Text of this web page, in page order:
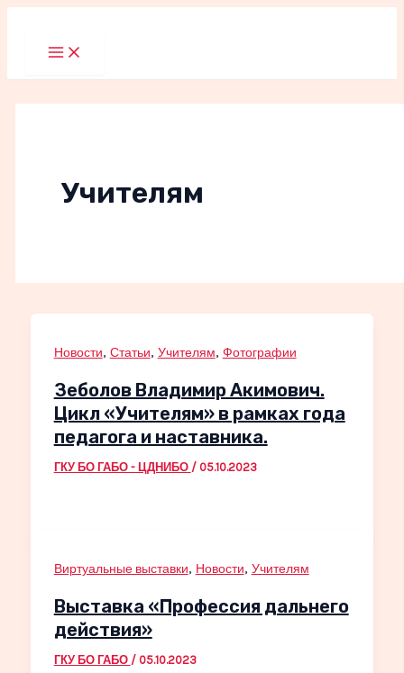
Main
Menu
Учителям
Новости, Статьи, Учителям, Фотографии
Зеболов Владимир Акимович.
Цикл «Учителям» в рамках года
педагога и наставника.
ГКУ БО ГАБО - ЦДНИБО / 05.10.2023
Виртуальные выставки, Новости, Учителям
Выставка «Профессия дальнего
действия»
ГКУ БО ГАБО / 05.10.2023